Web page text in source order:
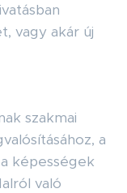
vagy akár új
szakmai
a
képességek
való